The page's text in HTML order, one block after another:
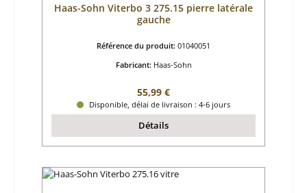
Haas-Sohn Viterbo 3 275.15 pierre latérale
gauche
Référence du produit: 01040051
Fabricant: Haas-Sohn
Prix régulier :
55,99 €
Disponible, délai de livraison : 4-6 jours
Détails